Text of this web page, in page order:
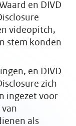
en DIVD
videopitch,
stem konden
en DIVD
zich
ingezet voor
als